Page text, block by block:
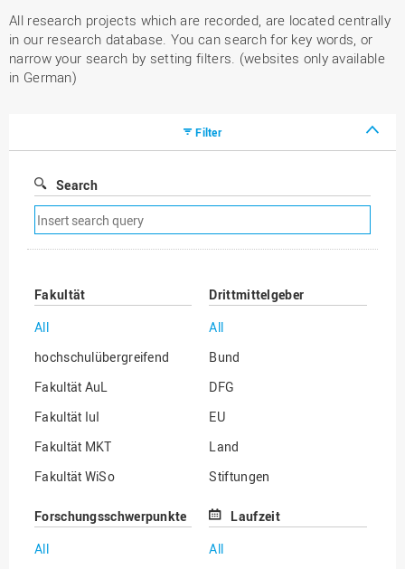
All research projects which are recorded, are located centrally
in our research database. You can search for key words, or
narrow your search by setting filters. (websites only available
in German)
Filter
Search
Remove
search
filter
Fakultät
All
hochschulübergreifend
Fakultät AuL
Fakultät IuI
Fakultät MKT
Fakultät WiSo
Drittmittelgeber
All
Bund
DFG
EU
Land
Stiftungen
Sonstige
Forschungsschwerpunkte
All
Laufzeit
All